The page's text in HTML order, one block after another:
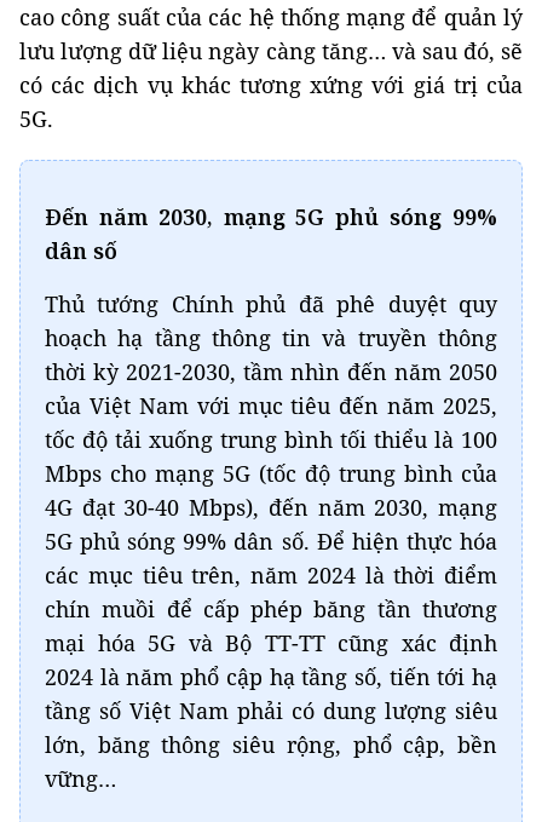
cao công suất của các hệ thống mạng để quản lý
lưu lượng dữ liệu ngày càng tăng… và sau đó, sẽ
có các dịch vụ khác tương xứng với giá trị của
5G.
Đến năm 2030, mạng 5G phủ sóng 99%
dân số
Thủ tướng Chính phủ đã phê duyệt quy
hoạch hạ tầng thông tin và truyền thông
thời kỳ 2021-2030, tầm nhìn đến năm 2050
của Việt Nam với mục tiêu đến năm 2025,
tốc độ tải xuống trung bình tối thiểu là 100
Mbps cho mạng 5G (tốc độ trung bình của
4G đạt 30-40 Mbps), đến năm 2030, mạng
5G phủ sóng 99% dân số. Để hiện thực hóa
các mục tiêu trên, năm 2024 là thời điểm
chín muồi để cấp phép băng tần thương
mại hóa 5G và Bộ TT-TT cũng xác định
2024 là năm phổ cập hạ tầng số, tiến tới hạ
tầng số Việt Nam phải có dung lượng siêu
lớn, băng thông siêu rộng, phổ cập, bền
vững…